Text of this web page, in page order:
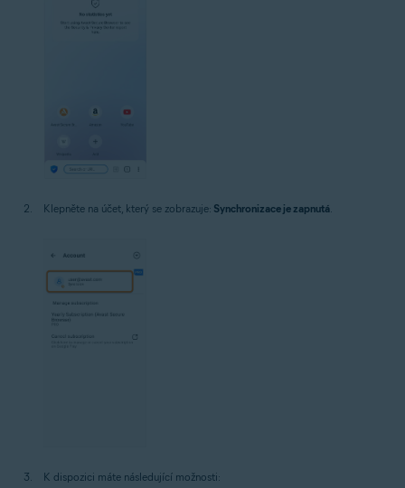
Klepněte na účet, který se zobrazuje: Synchronizace je zapnutá
K dispozici máte následující možnosti: